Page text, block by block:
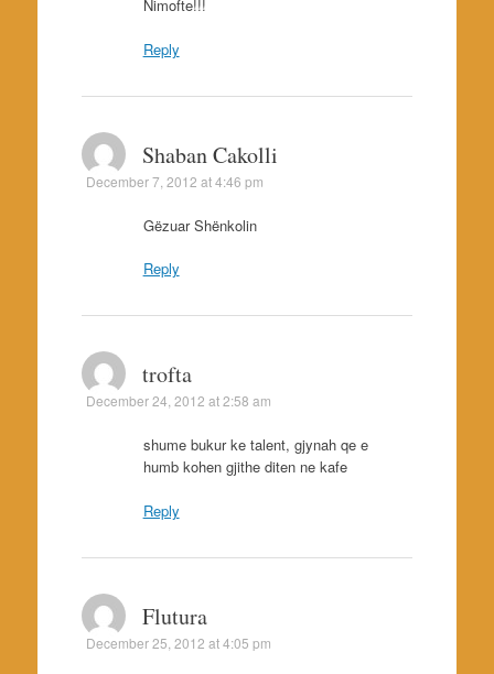
Nimofte!!!
Reply
Shaban Cakolli
December 7, 2012 at 4:46 pm
Gëzuar Shënkolin
Reply
trofta
December 24, 2012 at 2:58 am
shume bukur ke talent, gjynah qe e
humb kohen gjithe diten ne kafe
Reply
Flutura
December 25, 2012 at 4:05 pm